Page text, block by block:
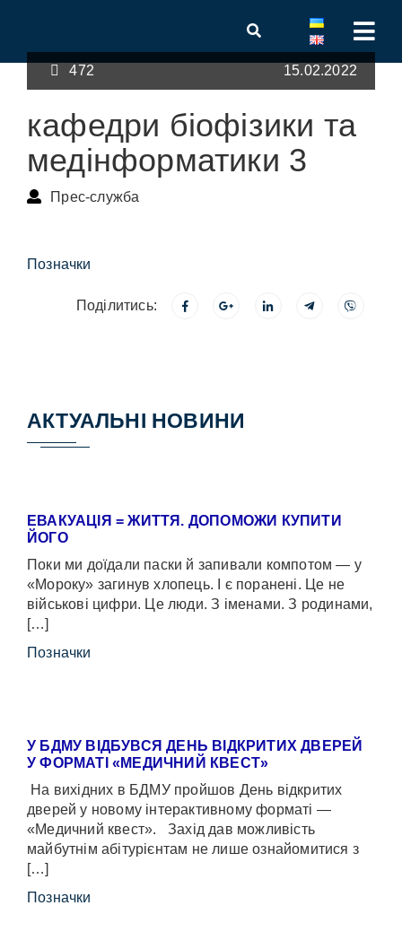
472 15.02.2022
кафедри біофізики та
медінформатики 3
Прес-служба
Позначки
Поділитись:
АКТУАЛЬНІ НОВИНИ
ЕВАКУАЦІЯ = ЖИТТЯ. ДОПОМОЖИ КУПИТИ
ЙОГО
Поки ми доїдали паски й запивали компотом — у
«Мороку» загинув хлопець. І є поранені. Це не
військові цифри. Це люди. З іменами. З родинами,
[…]
Позначки
У БДМУ ВІДБУВСЯ ДЕНЬ ВІДКРИТИХ ДВЕРЕЙ
У ФОРМАТІ «МЕДИЧНИЙ КВЕСТ»
На вихідних в БДМУ пройшов День відкритих
дверей у новому інтерактивному форматі —
«Медичний квест». Захід дав можливість
майбутнім абітурієнтам не лише ознайомитися з
[…]
Позначки